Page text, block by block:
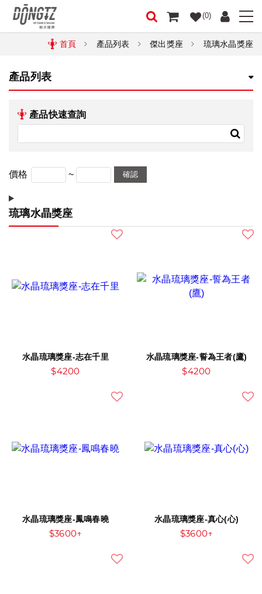
(0)
首頁 產品列表 傑出獎座 琉璃水晶獎座
產品列表
產品快速查詢
價格 ~ 確認
琉璃水晶獎座
水晶琉璃獎座-志在千里
$4200
水晶琉璃獎座-誓為王者(鷹)
$4200
水晶琉璃獎座-鳳鳴春曉
$3600↑
水晶琉璃獎座-真心(心)
$3600↑